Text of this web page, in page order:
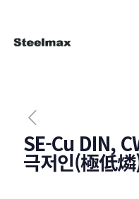
SE-Cu DIN,
극저인(極低